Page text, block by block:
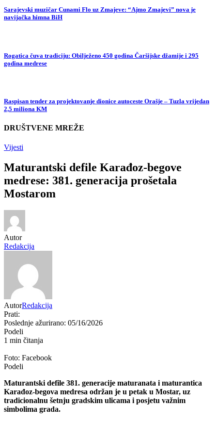
Sarajevski muzičar Cunami Flo uz Zmajeve: “Ajmo Zmajevi” nova je
navijačka himna BiH
Rogatica čuva tradiciju: Obilježeno 450 godina Čaršijske džamije i 295
godina medrese
Raspisan tender za projektovanje dionice autoceste Orašje – Tuzla vrijedan
2,5 miliona KM
DRUŠTVENE MREŽE
Vijesti
Maturantski defile Karađoz-begove
medrese: 381. generacija prošetala
Mostarom
Autor
Redakcija
AutorRedakcija
Prati:
Poslednje ažurirano: 05/16/2026
Podeli
1 min čitanja
Foto: Facebook
Podeli
Maturantski defile 381. generacije maturanata i maturantica
Karađoz-begova medresa održan je u petak u Mostar, uz
tradicionalnu šetnju gradskim ulicama i posjetu važnim
simbolima grada.